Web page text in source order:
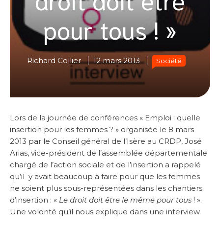
pour tous ! »
Richard Collier 12 mars 2013 Société
Lors de la journée de conférences « Emploi : quelle
insertion pour les femmes ? » organisée le 8 mars
2013 par le Conseil général de l’Isère au CRDP, José
Arias, vice-président de l’assemblée départementale
chargé de l’action sociale et de l’insertion a rappelé
qu’il y avait beaucoup à faire pour que les femmes
ne soient plus sous-représentées dans les chantiers
d’insertion : « Le droit doit être le même pour tous ! ».
Une volonté qu’il nous explique dans une interview.